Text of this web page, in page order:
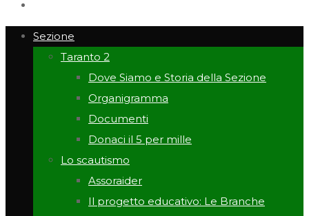
Sezione
Taranto 2
Dove Siamo e Storia della Sezione
Organigramma
Documenti
Donaci il 5 per mille
Lo scautismo
Assoraider
Il progetto educativo: Le Branche